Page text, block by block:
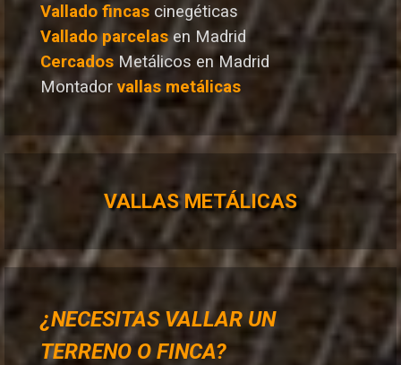
Vallado fincas cinegéticas
Vallado parcelasen Madrid
Cercados Metálicos en Madrid
Montador vallas metálicas
VALLAS METÁLICAS
¿NECESITAS VALLAR UN
TERRENO O FINCA?